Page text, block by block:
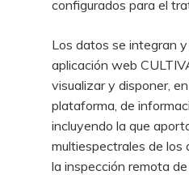
configurados para el
Los datos se integran
aplicación web
visualizar y disponer,
plataforma, de
incluyendo la que
multiespectrales de los
la inspección remota